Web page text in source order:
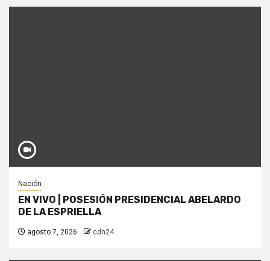
Nación
EN VIVO | POSESIÓN PRESIDENCIAL ABELARDO
DE LA ESPRIELLA
agosto 7, 2026 cdn24